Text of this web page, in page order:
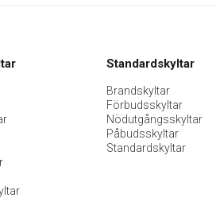
Standardskyltar
Brandskyltar
Förbudsskyltar
Nödutgångsskyltar
Påbudsskyltar
Standardskyltar